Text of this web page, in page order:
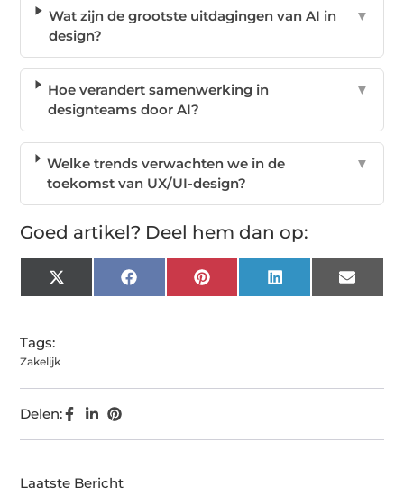
Wat zijn de grootste uitdagingen van AI in
design?
▼
Hoe verandert samenwerking in
designteams door AI?
▼
Welke trends verwachten we in de
toekomst van UX/UI-design?
▼
Goed artikel? Deel hem dan op:
X
(Twitter)
Facebook Pinterest LinkedIn Email
Tags:
Zakelijk
Delen:
Laatste Bericht